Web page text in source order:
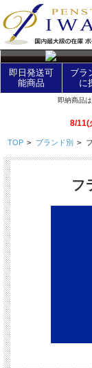
layer Control
即日発送可
能商品
ブラ
に
即納商品
8/11(
TOP > ブランド別 >
フ